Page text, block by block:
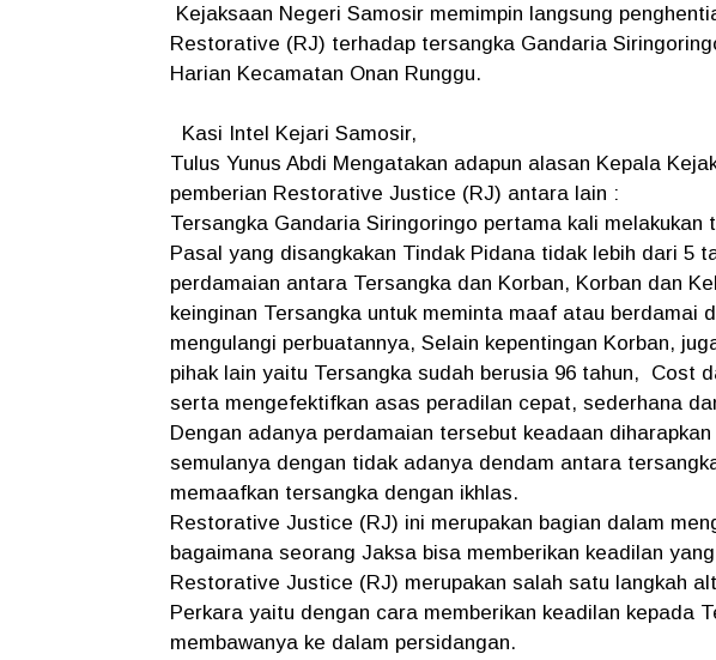
Kejaksaan Negeri Samosir memimpin langsung
Restorative (RJ) terhadap tersangka Gandaria
Harian Kecamatan Onan Runggu.
Kasi Intel Kejari Samosir,
Tulus Yunus Abdi Mengatakan adapun alasan Kepala
pemberian Restorative Justice (RJ) antara lain :
Tersangka Gandaria Siringoringo pertama kali melakukan
Pasal yang disangkakan Tindak Pidana tidak lebih dari 5
perdamaian antara Tersangka dan Korban, Korban dan
keinginan Tersangka untuk meminta maaf atau berdamai
mengulangi perbuatannya, Selain kepentingan Korban,
pihak lain yaitu Tersangka sudah berusia 96 tahun, Cost
serta mengefektifkan asas peradilan cepat, sederhana
Dengan adanya perdamaian tersebut keadaan
semulanya dengan tidak adanya dendam antara
memaafkan tersangka dengan ikhlas.
Restorative Justice (RJ) ini merupakan bagian dalam
bagaimana seorang Jaksa bisa memberikan keadilan
Restorative Justice (RJ) merupakan salah satu langkah
Perkara yaitu dengan cara memberikan keadilan kepada
membawanya ke dalam persidangan.